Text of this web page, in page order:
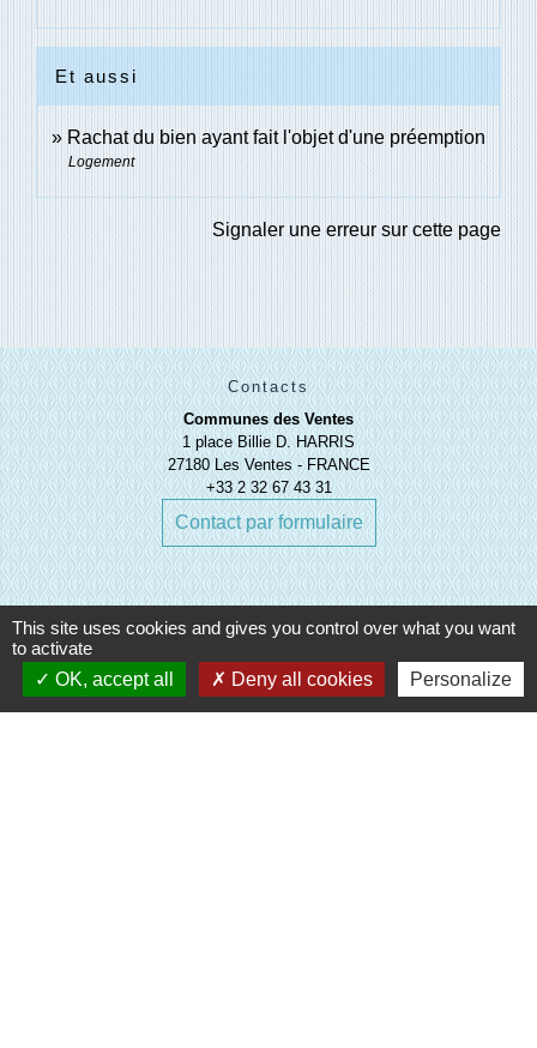
Et aussi
Rachat du bien ayant fait l'objet d'une préemption
Logement
Signaler une erreur sur cette page
Contacts
Communes des Ventes
1 place Billie D. HARRIS
27180 Les Ventes - FRANCE
+33 2 32 67 43 31
Contact par formulaire
Liens
This site uses cookies and gives you control over what you want
to activate
OK, accept all
Deny all cookies Personalize